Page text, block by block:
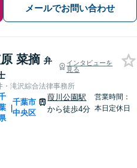
メールでお問い合わせ
菜摘 弁
インタビューを
見る
・滝沢綜合法律事務所
|
千葉市
中央区
葭川公園駅
から徒歩4分
営業時間：
本日定休日